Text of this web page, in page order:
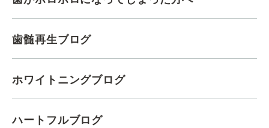
歯髄再生ブログ
ホワイトニングブログ
ハートフルブログ